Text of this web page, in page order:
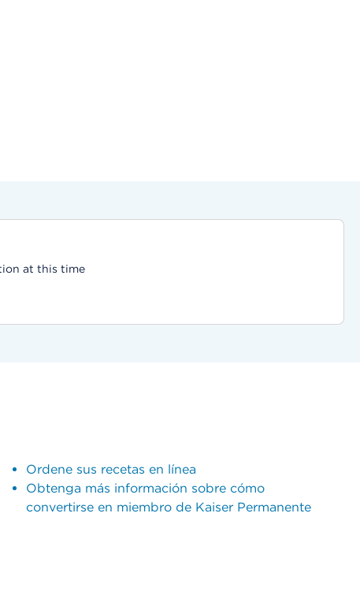
at this time
Ordene sus recetas en línea
Obtenga más información sobre cómo
convertirse en miembro de Kaiser Permanente